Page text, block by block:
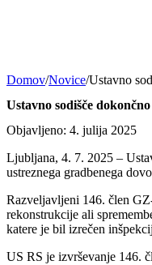
Domov/Novice/Ustavno
Ustavno sodišče
Objavljeno: 4. julija 2025
Ljubljana, 4. 7. 2025 –
ustreznega gradbenega
Razveljavljeni 146. člen
rekonstrukcije ali
katere je bil izrečen
US RS je izvrševanje 146.